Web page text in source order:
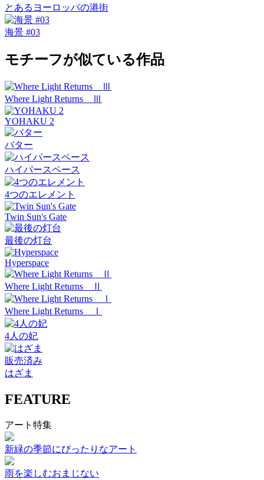
とあるヨーロッパの港街
海景 #03
モチーフが似ている作品
Where Light Returns Ⅲ
YOHAKU 2
バター
ハイパースペース
4つのエレメント
Twin Sun's Gate
最後の灯台
Hyperspace
Where Light Returns Ⅱ
Where Light Returns Ⅰ
4人の妃
販売済み
はざま
FEATURE
アート特集
新緑の季節にぴったりなアート
雨を楽しむおまじない